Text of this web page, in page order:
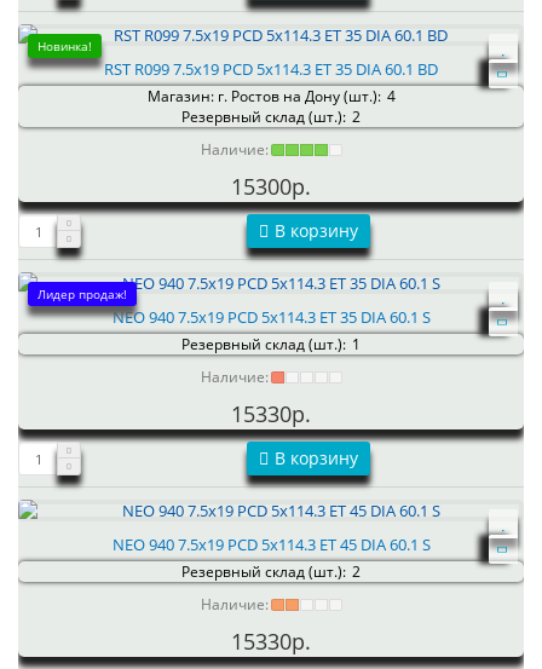
Новинка!
RST R099 7.5x19 PCD 5x114.3 ET 35 DIA 60.1 BD
Магазин: г. Ростов на Дону (шт.): 4
Резервный склад (шт.): 2
Наличие:
15300р.
В корзину
Лидер продаж!
NEO 940 7.5x19 PCD 5x114.3 ET 35 DIA 60.1 S
Резервный склад (шт.): 1
Наличие:
15330р.
В корзину
NEO 940 7.5x19 PCD 5x114.3 ET 45 DIA 60.1 S
Резервный склад (шт.): 2
Наличие:
15330р.